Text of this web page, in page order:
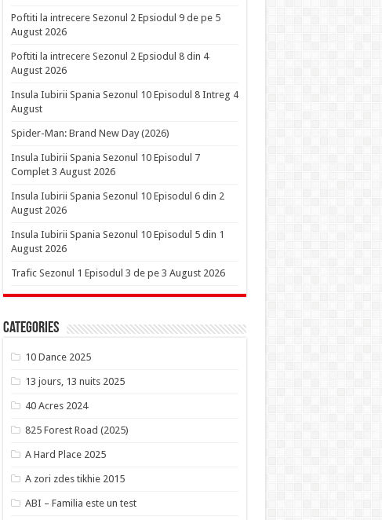
Poftiti la intrecere Sezonul 2 Epsiodul 9 de pe 5
August 2026
Poftiti la intrecere Sezonul 2 Epsiodul 8 din 4
August 2026
Insula Iubirii Spania Sezonul 10 Episodul 8 Intreg 4
August
Spider-Man: Brand New Day (2026)
Insula Iubirii Spania Sezonul 10 Episodul 7
Complet 3 August 2026
Insula Iubirii Spania Sezonul 10 Episodul 6 din 2
August 2026
Insula Iubirii Spania Sezonul 10 Episodul 5 din 1
August 2026
Trafic Sezonul 1 Episodul 3 de pe 3 August 2026
Categories
10 Dance 2025
13 jours, 13 nuits 2025
40 Acres 2024
825 Forest Road (2025)
A Hard Place 2025
A zori zdes tikhie 2015
ABI – Familia este un test